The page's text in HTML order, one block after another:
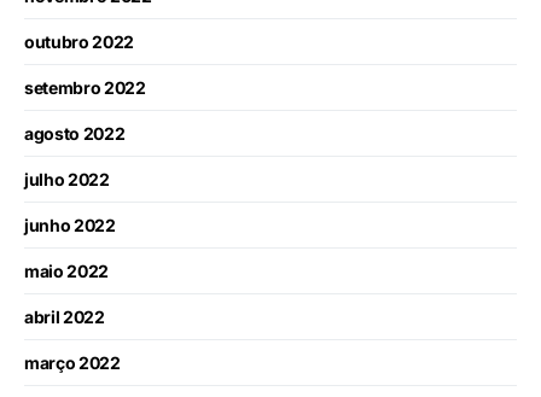
outubro 2022
setembro 2022
agosto 2022
julho 2022
junho 2022
maio 2022
abril 2022
março 2022